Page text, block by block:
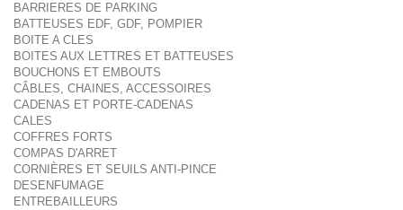
BARRIERES DE PARKING
BATTEUSES EDF, GDF, POMPIER
BOITE A CLES
BOITES AUX LETTRES ET BATTEUSES
BOUCHONS ET EMBOUTS
CÂBLES, CHAINES, ACCESSOIRES
CADENAS ET PORTE-CADENAS
CALES
COFFRES FORTS
COMPAS D'ARRET
CORNIÈRES ET SEUILS ANTI-PINCE
DESENFUMAGE
ENTREBAILLEURS